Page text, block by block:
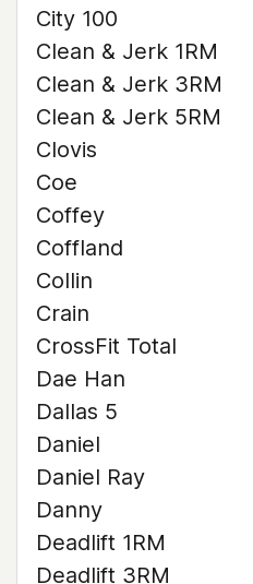
City 100
Clean & Jerk 1RM
Clean & Jerk 3RM
Clean & Jerk 5RM
Clovis
Coe
Coffey
Coffland
Collin
Crain
CrossFit Total
Dae Han
Dallas 5
Daniel
Daniel Ray
Danny
Deadlift 1RM
Deadlift 3RM